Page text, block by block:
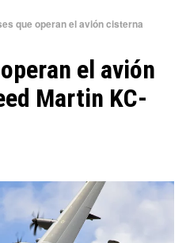
que operan el avión cisterna
el avión
Martin KC-